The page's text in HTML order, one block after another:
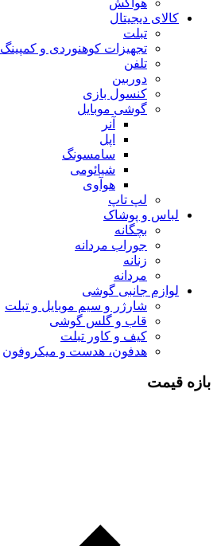
هواکش
کالای دیجیتال
تبلت
تجهیزات کوهنوردی و کمپینگ
تلفن
دوربین
کنسول بازی
گوشی موبایل
آنر
اپل
سامسونگ
شیائومی
هوآوی
لپ تاپ
لباس و پوشاک
بچگانه
جوراب مردانه
زنانه
مردانه
لوازم جانبی گوشی
شارژر و سیم موبایل و تبلت
قاب و گلس گوشی
کیف و کاور تبلت
هدفون، هدست و میکروفون
بازه قیمت